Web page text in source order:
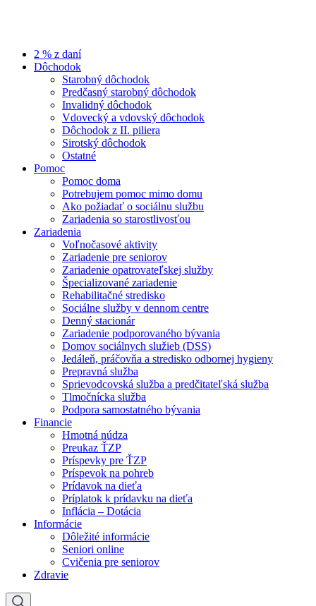
2 % z daní
Dôchodok
Starobný dôchodok
Predčasný starobný dôchodok
Invalidný dôchodok
Vdovecký a vdovský dôchodok
Dôchodok z II. piliera
Sirotský dôchodok
Ostatné
Pomoc
Pomoc doma
Potrebujem pomoc mimo domu
Ako požiadať o sociálnu službu
Zariadenia so starostlivosťou
Zariadenia
Voľnočasové aktivity
Zariadenie pre seniorov
Zariadenie opatrovateľskej služby
Špecializované zariadenie
Rehabilitačné stredisko
Sociálne služby v dennom centre
Denný stacionár
Zariadenie podporovaného bývania
Domov sociálnych služieb (DSS)
Jedáleň, práčovňa a stredisko odbornej hygieny
Prepravná služba
Sprievodcovská služba a predčitateľská služba
Tlmočnícka služba
Podpora samostatného bývania
Financie
Hmotná núdza
Preukaz ŤZP
Príspevky pre ŤZP
Príspevok na pohreb
Prídavok na dieťa
Príplatok k prídavku na dieťa
Inflácia – Dotácia
Informácie
Dôležité informácie
Seniori online
Cvičenia pre seniorov
Zdravie